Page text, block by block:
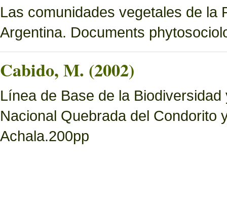
Las comunidades vegetales de la
Argentina. Documents
Cabido, M. (2002)
Línea de Base de la
Nacional Quebrada del Condorito
Achala.200pp